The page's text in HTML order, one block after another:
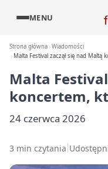
MENU
Strona główna Wiadomości
Malta Festival zaczął się nad
Malta
koncertem,
24 czerwca 2026
3 min czytania